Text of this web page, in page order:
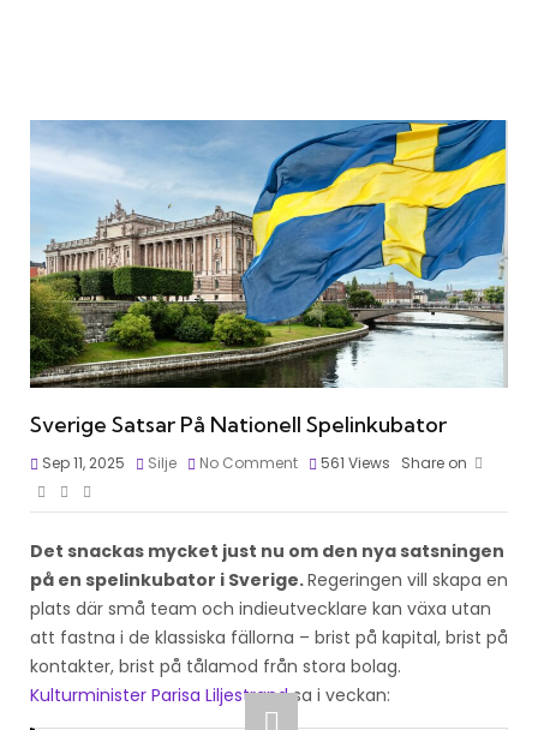
Sverige Satsar På Nationell Spelinkubator
Sep 11, 2025 Silje No Comment 561 Views Share on
Det snackas mycket just nu om den nya satsningen
på en spelinkubator i Sverige.Regeringen vill skapa en
plats där små team och indieutvecklare kan växa utan
att fastna i de klassiska fällorna – brist på kapital, brist på
kontakter, brist på tålamod från stora bolag.
Kulturminister Parisa Liljestrandsa i veckan: